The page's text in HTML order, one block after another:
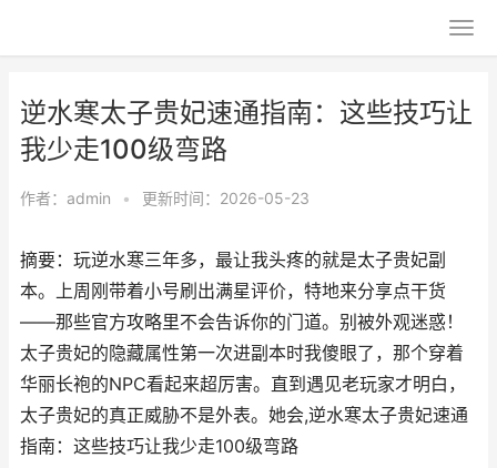
逆水寒太子贵妃速通指南：这些技巧让
我少走100级弯路
作者： admin • 更新时间：2026-05-23
摘要：玩逆水寒三年多，最让我头疼的就是太子贵妃副
本。上周刚带着小号刷出满星评价，特地来分享点干货
——那些官方攻略里不会告诉你的门道。别被外观迷惑！
太子贵妃的隐藏属性第一次进副本时我傻眼了，那个穿着
华丽长袍的NPC看起来超厉害。直到遇见老玩家才明白，
太子贵妃的真正威胁不是外表。她会,逆水寒太子贵妃速通
指南：这些技巧让我少走100级弯路